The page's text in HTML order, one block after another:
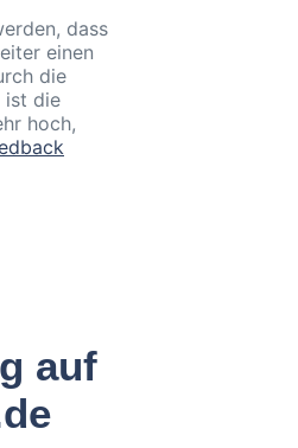
dass
einen
die
ist die
hoch,
auf